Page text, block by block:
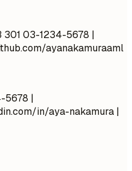
301 03-1234-5678 |
ayanakamuraaml
5678 |
in/aya-nakamura |